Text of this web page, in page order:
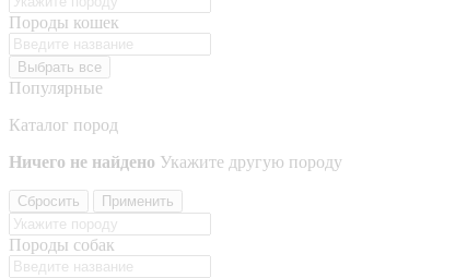
Породы кошек
Выбрать все
Популярные
Каталог пород
Ничего не найдено Укажите другую породу
Сбросить Применить
Породы собак